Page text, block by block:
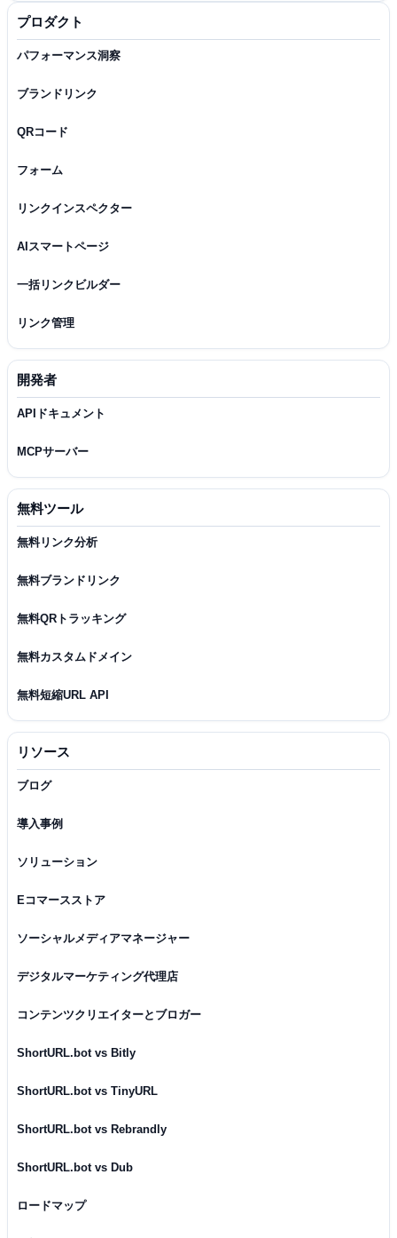
プロダクト
パフォーマンス洞察
ブランドリンク
QRコード
フォーム
リンクインスペクター
AIスマートページ
一括リンクビルダー
リンク管理
開発者
APIドキュメント
MCPサーバー
無料ツール
無料リンク分析
無料ブランドリンク
無料QRトラッキング
無料カスタムドメイン
無料短縮URL API
リソース
ブログ
導入事例
ソリューション
Eコマースストア
ソーシャルメディアマネージャー
デジタルマーケティング代理店
コンテンツクリエイターとブロガー
ShortURL.bot vs Bitly
ShortURL.bot vs TinyURL
ShortURL.bot vs Rebrandly
ShortURL.bot vs Dub
ロードマップ